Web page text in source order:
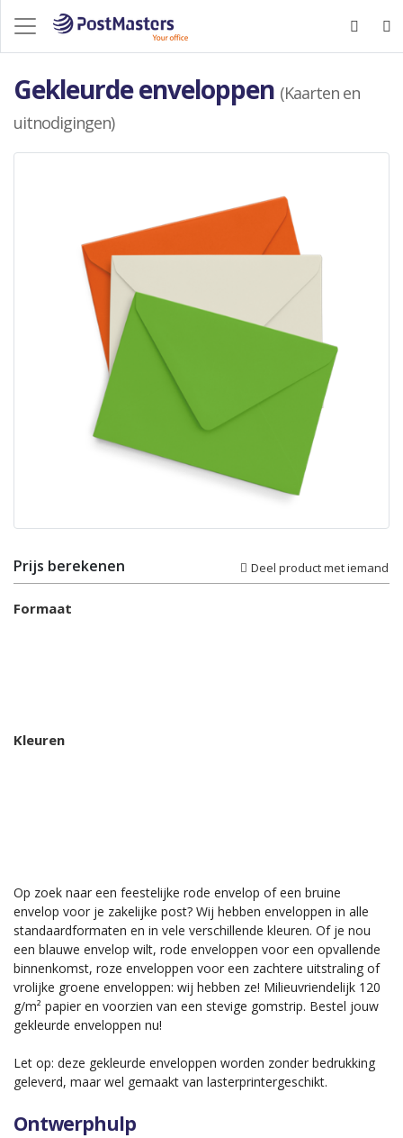
Gekleurde enveloppen (Kaarten en
uitnodigingen)
Prijs berekenen Deel product met iemand
Formaat
Kleuren
Op zoek naar een feestelijke rode envelop of een bruine
envelop voor je zakelijke post? Wij hebben enveloppen in alle
standaardformaten en in vele verschillende kleuren. Of je nou
een blauwe envelop wilt, rode enveloppen voor een opvallende
binnenkomst, roze enveloppen voor een zachtere uitstraling of
vrolijke groene enveloppen: wij hebben ze! Milieuvriendelijk 120
g/m² papier en voorzien van een stevige gomstrip. Bestel jouw
gekleurde enveloppen nu!
Let op: deze gekleurde enveloppen worden zonder bedrukking
geleverd, maar wel gemaakt van lasterprintergeschikt.
Ontwerphulp